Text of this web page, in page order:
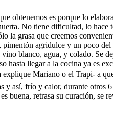
obtenemos es porque lo
No tiene dificultad, lo hace
la grasa que creemos
pimentón agridulce y un poco
blanco, agua, y colado. Se
hasta llegar a la cocina ya es
explique Mariano o el Trapi- a
y así, frío y calor, durante otros
buena, retrasa su curación, se